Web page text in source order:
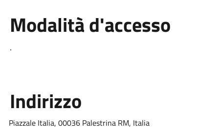
Modalità d'accesso
.
Indirizzo
Piazzale Italia, 00036 Palestrina RM, Italia